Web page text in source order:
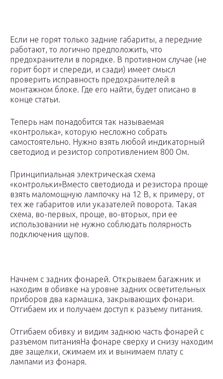
Если не горят только задние габариты, а передние
работают, то логично предположить, что
предохранители в порядке. В противном случае (не
горит борт и спереди, и сзади) имеет смысл
проверить исправность предохранителей в
монтажном блоке. Где его найти, будет описано в
конце статьи.
Теперь нам понадобится так называемая
«контролька», которую несложно собрать
самостоятельно. Нужно взять любой индикаторный
светодиод и резистор сопротивлением 800 Ом.
Принципиальная электрическая схема
«контрольки»Вместо светодиода и резистора проще
взять маломощную лампочку на 12 В, к примеру, от
тех же габаритов или указателей поворота. Такая
схема, во-первых, проще, во-вторых, при ее
использовании не нужно соблюдать полярность
подключения щупов.
Начнем с задних фонарей. Открываем багажник и
находим в обивке на уровне задних осветительных
приборов два кармашка, закрывающих фонари.
Отгибаем их и получаем доступ к разъему питания.
Отгибаем обивку и видим заднюю часть фонарей с
разъемом питанияНа фонаре сверху и снизу находим
две защелки, сжимаем их и вынимаем плату с
лампами из фонаря.